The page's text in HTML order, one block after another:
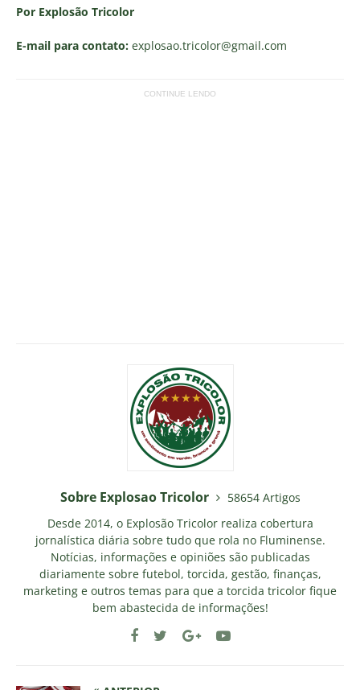
Por Explosão Tricolor
E-mail para contato: explosao.tricolor@gmail.com
CONTINUE LENDO
Sobre Explosao Tricolor
58654 Artigos
Desde 2014, o Explosão Tricolor realiza cobertura
jornalística diária sobre tudo que rola no Fluminense.
Notícias, informações e opiniões são publicadas
diariamente sobre futebol, torcida, gestão, finanças,
marketing e outros temas para que a torcida tricolor fique
bem abastecida de informações!